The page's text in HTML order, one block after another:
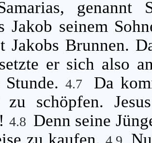
genannt
Jakob seinem
Jakobs Brunnen.
er sich also
Stunde.4.7
Da
zu schöpfen.
4.8 Denn seine
zu kaufen.